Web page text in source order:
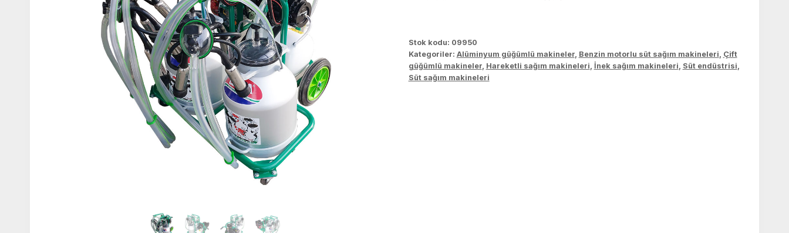
Stok kodu: 09950
Kategoriler: Alüminyum güğümlü makineler, Benzin motorlu süt sağım makineleri, Çift
güğümlü makineler, Hareketli sağım makineleri, İnek sağım makineleri, Süt endüstrisi,
Süt sağım makineleri